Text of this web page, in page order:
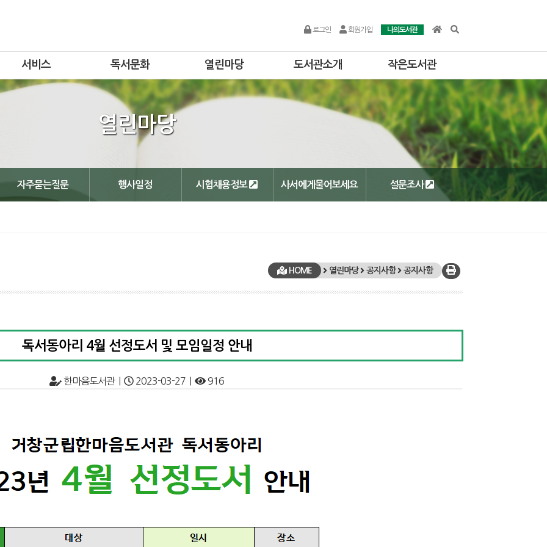
로그인 회원가입 나의도서관
서비스 독서문화 열린마당 도서관소개 작은도서관
열린마당
자주묻는질문 행사일정 시험채용정보 사서에게물어보세요 설문조사
HOME 열린마당 공지사항 공지사항
독서동아리 4월 선정도서 및 모임일정 안내
한마음도서관 | 2023-03-27 | 916